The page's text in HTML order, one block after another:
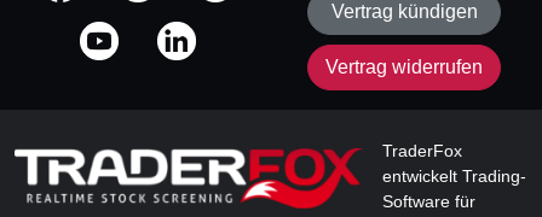
Vertrag kündigen
Vertrag widerrufen
TraderFox
entwickelt Trading-
Software für